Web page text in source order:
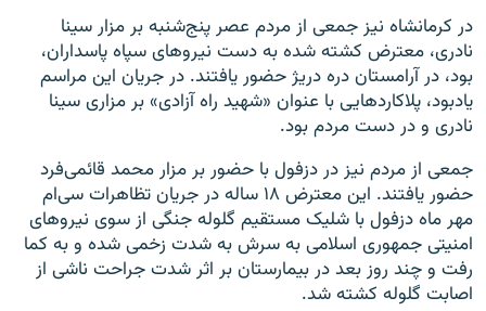
در کرمانشاه نیز جمعی از مردم عصر پنج‌شنبه بر مزار سینا
نادری، معترض کشته شده به دست نیروهای سپاه پاسداران،
بود، در آرامستان دره دریژ حضور یافتند. در جریان این مراسم
یادبود، پلاکاردهایی با عنوان «شهید راه آزادی» بر مزاری سینا
نادری و در دست مردم بود.
جمعی از مردم نیز در دزفول با حضور بر مزار محمد قائمی‌فرد
حضور یافتند. این معترض ۱۸ ساله‌ در جریان تظاهرات سی‌ام
مهر ماه دزفول با شلیک مستقیم گلوله جنگی از سوی نیروهای
امنیتی جمهوری اسلامی به سرش به شدت زخمی شده و به کما
رفت و چند روز بعد در بیمارستان بر اثر شدت جراحت ناشی از
اصابت گلوله کشته شد.